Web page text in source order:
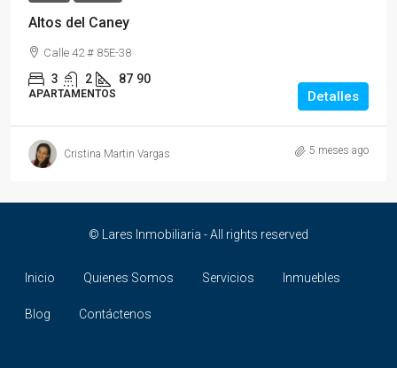
Altos del Caney
Calle 42 # 85E-38
3 2 87 90
APARTAMENTOS Detalles
Cristina Martin Vargas 5 meses ago
© Lares Inmobiliaria - All rights reserved
Inicio Quienes Somos Servicios Inmuebles
Blog Contáctenos